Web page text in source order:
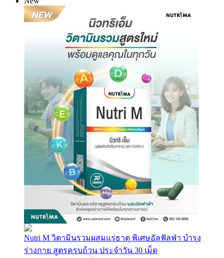
Nutri M วิตามินรวมผสมแร่ธาตุ พิเศษอัลฟัลฟ่า บำรุง
ร่างกาย สูตรครบถ้วน ประจำวัน 30 เม็ด